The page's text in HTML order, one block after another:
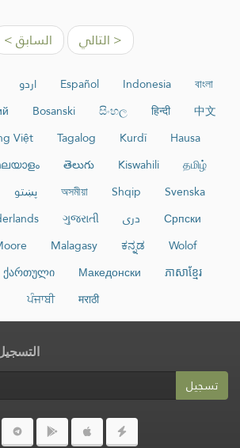
< السابق التالي >
اردو Español Indonesia
বাংলা
Bosanski සිංහල हिन्दी
中文
Việt Tagalog Kurdî
Hausa
తెలుగు Kiswahili
தமிழ்
پښتو অসমীয়া Shqip
Svenska
ગુજરાતી دری
Српски
Malagasy ಕನ್ನಡ
Wolof
ქართული Македонски
ភាសាខ្មែរ
ਪੰਜਾਬੀ
मराठी
تسجيل